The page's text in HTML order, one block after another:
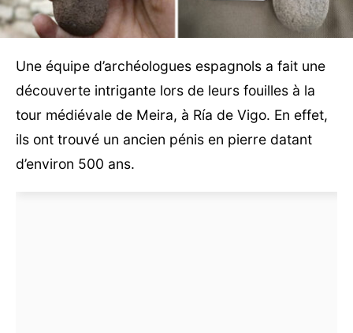
Une équipe d’archéologues espagnols a fait une
découverte intrigante lors de leurs fouilles à la
tour médiévale de Meira, à Ría de Vigo. En effet,
ils ont trouvé un ancien pénis en pierre datant
d’environ 500 ans.